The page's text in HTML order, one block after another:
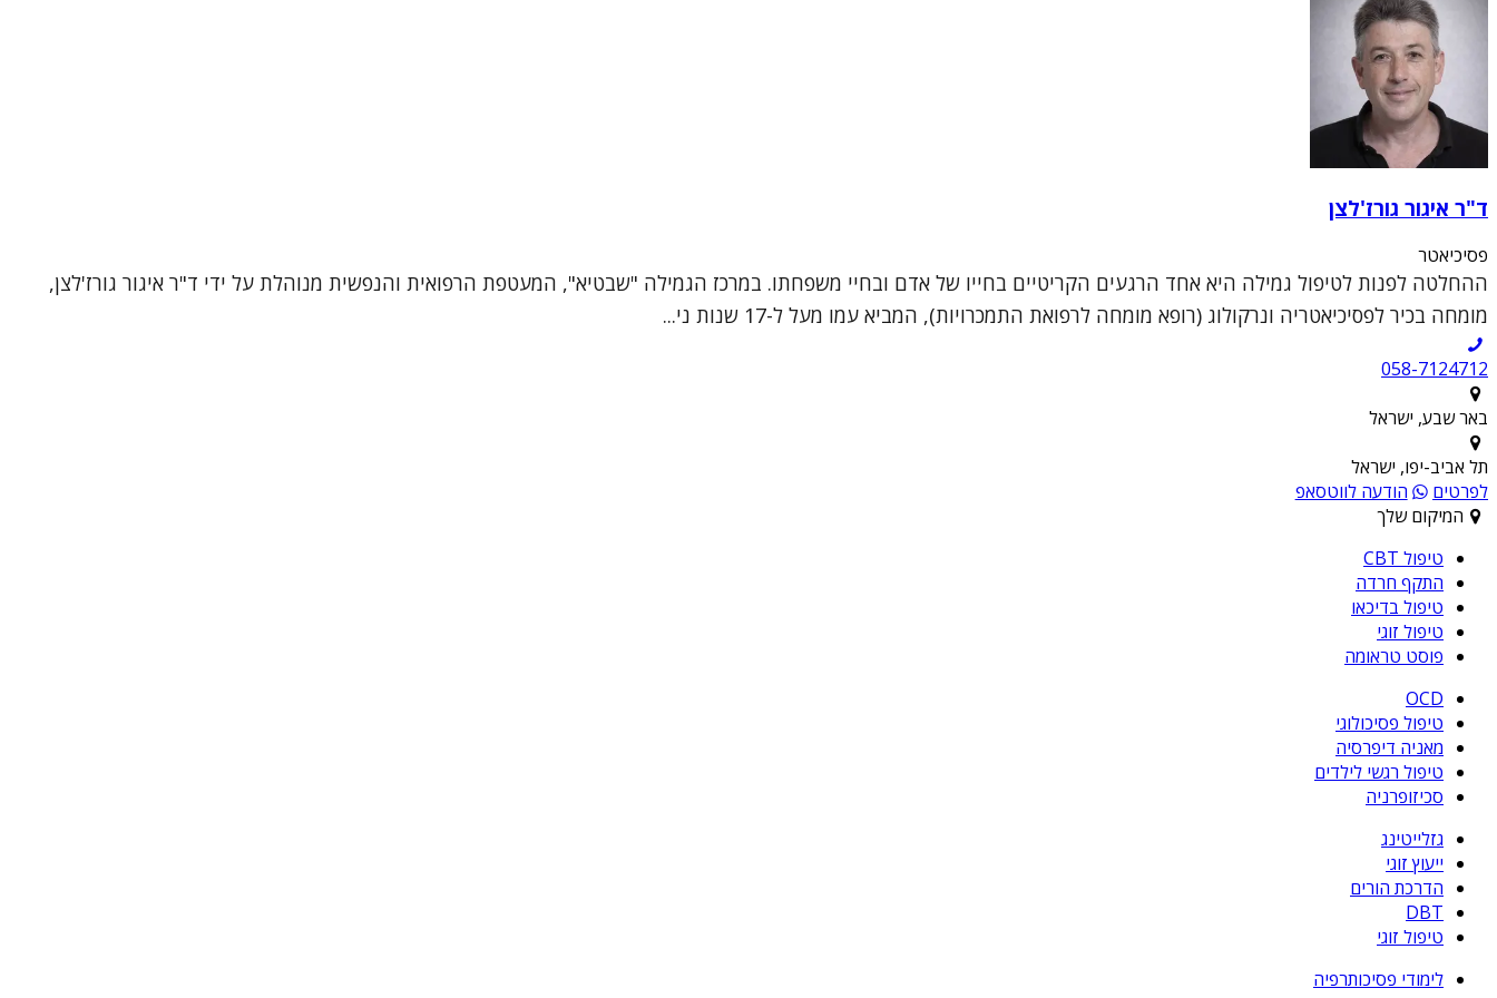
ד"ר איגור גורז'לצן
פסיכיאטר
ההחלטה לפנות לטיפול גמילה היא אחד הרגעים הקריטיים בחייו של אדם ובחיי משפחתו. במרכז הגמילה "שבטיא", המעטפת הרפואית והנפשית מנוהלת על ידי ד"ר איגור גורז'לצן,
מומחה בכיר לפסיכיאטריה ונרקולוג (רופא מומחה לרפואת התמכרויות), המביא עמו מעל ל-17 שנות ני...
058-7124712
באר שבע, ישראל
תל אביב-יפו, ישראל
לפרטים
הודעה לווטסאפ
המיקום שלך
טיפול CBT
התקף חרדה
טיפול בדיכאו
טיפול זוגי
פוסט טראומה
OCD
טיפול פסיכולוגי
מאניה דיפרסיה
טיפול רגשי לילדים
סכיזופרניה
גזלייטינג
ייעוץ זוגי
הדרכת הורים
DBT
טיפול זוגי
לימודי פסיכותרפיה